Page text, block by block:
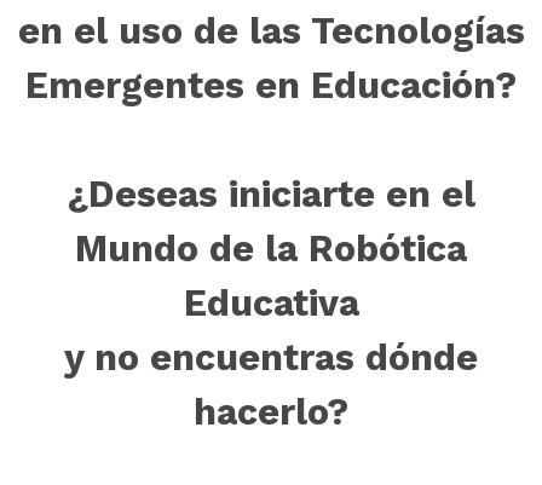
en el uso de las Tecnologías
Emergentes en Educación?
¿Deseas iniciarte en el
Mundo de la Robótica
Educativa
y no encuentras dónde
hacerlo?